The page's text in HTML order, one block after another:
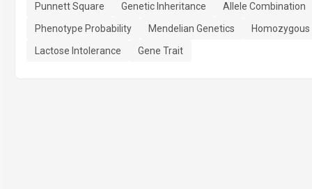
Punnett Square Genetic Inheritance
Allele Combination
Phenotype Probability
Mendelian Genetics
Homozygous
Lactose Intolerance
Gene Trait